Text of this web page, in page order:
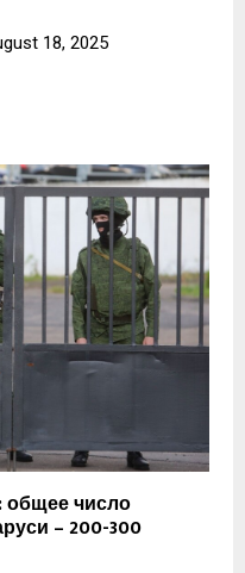
18, 2025
общее число
– 200-300